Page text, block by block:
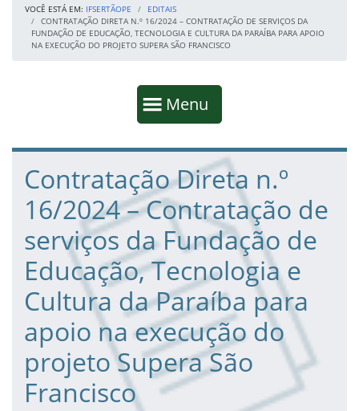
VOCÊ ESTÁ EM: IFSERTÃOPE
EDITAIS
CONTRATAÇÃO DIRETA N.º 16/2024 – CONTRATAÇÃO DE SERVIÇOS DA
FUNDAÇÃO DE EDUCAÇÃO, TECNOLOGIA E CULTURA DA PARAÍBA PARA APOIO
NA EXECUÇÃO DO PROJETO SUPERA SÃO FRANCISCO
Mostrar
Menu
Fim da navegação
Início do conteúdo
Contratação Direta n.º
16/2024 – Contratação de
serviços da Fundação de
Educação, Tecnologia e
Cultura da Paraíba para
apoio na execução do
projeto Supera São
Francisco